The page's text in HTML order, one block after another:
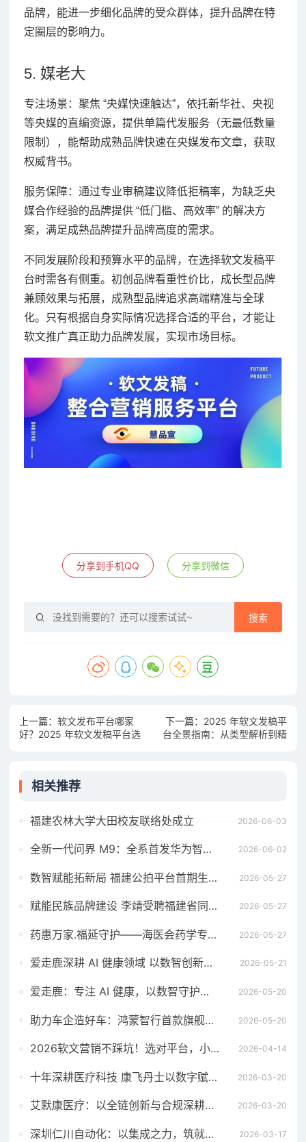
品牌，能进一步细化品牌的受众群体，提升品牌在特
定圈层的影响力。
5. 媒老大
专注场景：聚焦 “央媒快速触达”，依托新华社、央视
等央媒的直编资源，提供单篇代发服务（无最低数量
限制），能帮助成熟品牌快速在央媒发布文章，获取
权威背书。
服务保障：通过专业审稿建议降低拒稿率，为缺乏央
媒合作经验的品牌提供 “低门槛、高效率” 的解决方
案，满足成熟品牌提升品牌高度的需求。
不同发展阶段和预算水平的品牌，在选择软文发稿平
台时需各有侧重。初创品牌看重性价比，成长型品牌
兼顾效果与拓展，成熟型品牌追求高端精准与全球
化。只有根据自身实际情况选择合适的平台，才能让
软文推广真正助力品牌发展，实现市场目标。
分享到手机QQ 分享到微信
搜索
上一篇： 软文发布平台哪家
好？2025 年软文发稿平台选
下一篇： 2025 年软文发稿平
台全景指南：从类型解析到精
相关推荐
福建农林大学大田校友联络处成立 2026-06-03
全新一代问界 M9：全系首发华为智擎全800V高压双碳化硅动力平台 2026-06-02
数智赋能拓新局 福建公拍平台首期生态招募宣贯会成功举办 2026-05-27
赋能民族品牌建设 李靖受聘福建省同心民族品牌发展研究院高级顾问 2026-05-27
药惠万家.福延守护——海医会药学专委会成立义诊暨母亲节慰问活动在福州举行 2026-05-27
爱走鹿深耕 AI 健康领域 以数智创新，赋能全民健康 2026-05-21
爱走鹿：专注 AI 健康，以数智守护全民日常健康生活 2026-05-20
助力车企造好车：鸿蒙智行首款旗舰MPV智界V9全系搭载华为智擎 2026-05-20
2026软文营销不踩坑！选对平台，小预算也能撬动大流量 2026-04-14
十年深耕医疗科技 康飞丹士以数字赋能重构医疗服务新生态 2026-03-20
艾默康医疗：以全链创新与合规深耕，赋能医疗健康高质量发展 2026-03-20
深圳仁川自动化：以集成之力，筑就工业智能新标杆 2026-03-17